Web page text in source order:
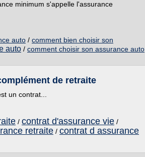
minimum s'appelle l'assurance
auto / comment bien choisir son
auto / comment choisir son assurance auto
de retraite
un contrat...
/ contrat d'assurance vie /
retraite / contrat d assurance